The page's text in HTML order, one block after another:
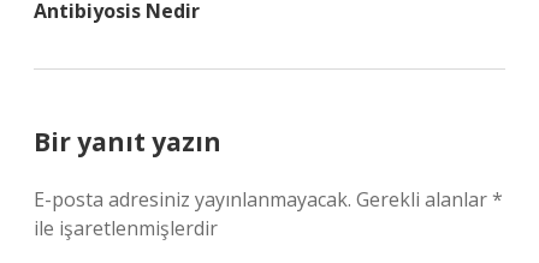
Antibiyosis Nedir
Bir yanıt yazın
E-posta adresiniz yayınlanmayacak. Gerekli alanlar*
ile işaretlenmişlerdir